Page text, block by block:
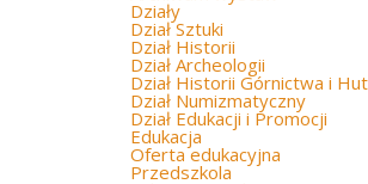
Działy
Dział Sztuki
Dział Historii
Dział Archeologii
Dział Historii Górnictwa i
Dział Numizmatyczny
Dział Edukacji i Promocji
Edukacja
Oferta edukacyjna
Przedszkola